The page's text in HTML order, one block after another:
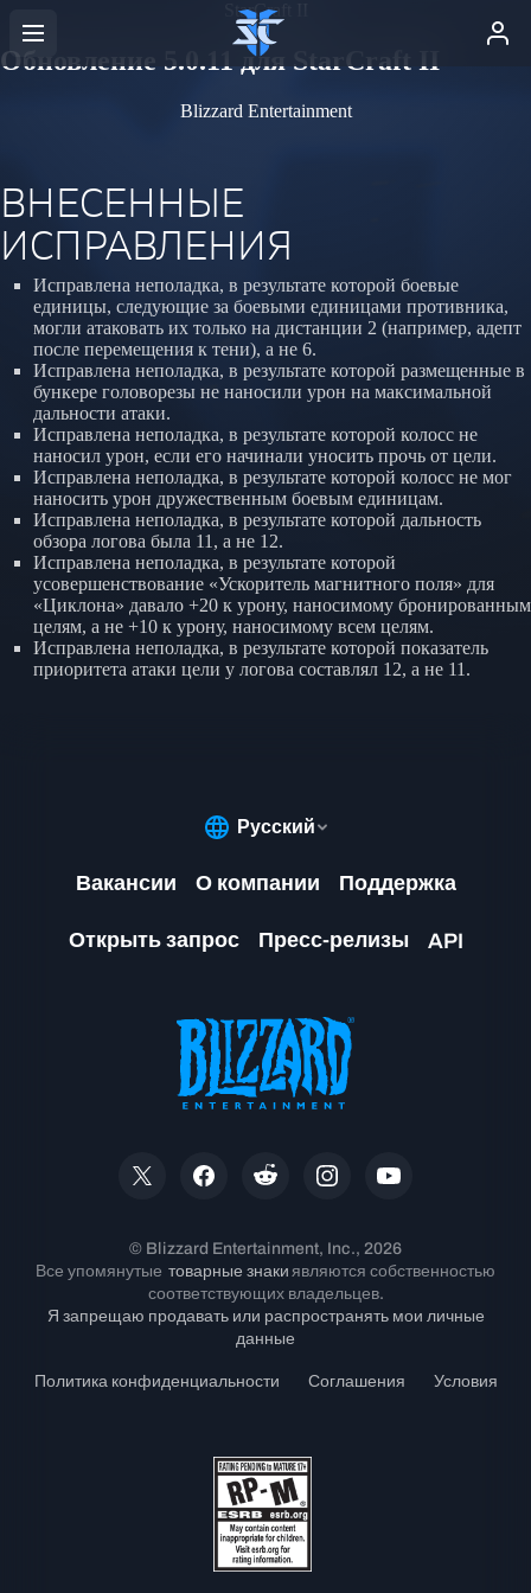
StarCraft II
Обновление 5.0.11 для StarCraft II
Blizzard Entertainment
ВНЕСЕННЫЕ
ИСПРАВЛЕНИЯ
Исправлена неполадка, в результате которой боевые
единицы, следующие за боевыми единицами противника,
могли атаковать их только на дистанции 2 (например, адепт
после перемещения к тени), а не 6.
Исправлена неполадка, в результате которой размещенные в
бункере головорезы не наносили урон на максимальной
дальности атаки.
Исправлена неполадка, в результате которой колосс не
наносил урон, если его начинали уносить прочь от цели.
Исправлена неполадка, в результате которой колосс не мог
наносить урон дружественным боевым единицам.
Исправлена неполадка, в результате которой дальность
обзора логова была 11, а не 12.
Исправлена неполадка, в результате которой
усовершенствование «Ускоритель магнитного поля» для
«Циклона» давало +20 к урону, наносимому бронированным
целям, а не +10 к урону, наносимому всем целям.
Исправлена неполадка, в результате которой показатель
приоритета атаки цели у логова составлял 12, а не 11.